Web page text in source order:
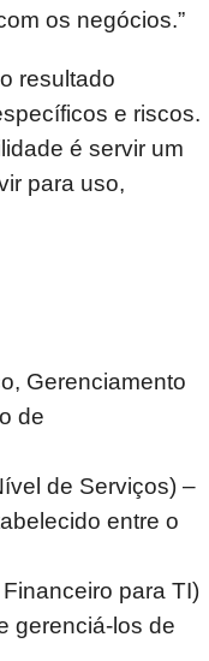
os negócios.”
resultado
e riscos.
é servir um
para uso,
Gerenciamento
de
de Serviços) –
entre o
para TI)
gerenciá-los de